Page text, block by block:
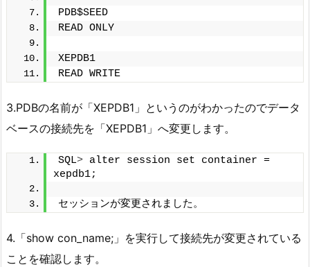
PDB$SEED
READ ONLY
XEPDB1
READ WRITE
3.PDBの名前が「XEPDB1」というのがわかったのでデータ
ベースの接続先を「XEPDB1」へ変更します。
SQL> alter session set container =
xepdb1;
セッションが変更されました。
4.「show con_name;」を実行して接続先が変更されている
ことを確認します。